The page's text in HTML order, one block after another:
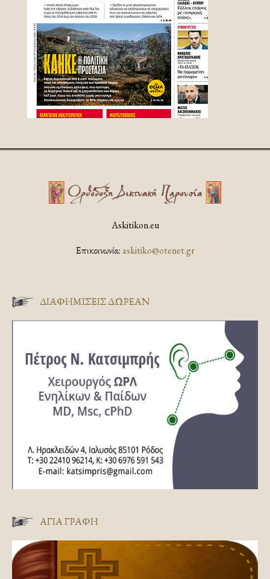
Askitikon.eu
Επικοινωνία:askitiko@otenet.gr
ΔΙΑΦΗΜΊΣΕΙΣ ΔΩΡΕΆΝ
ΑΓΊΑ ΓΡΑΦΉ